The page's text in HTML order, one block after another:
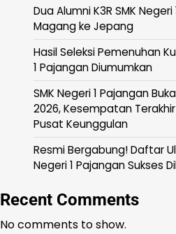
Dua Alumni K3R SMK
Magang ke Jepang
Hasil Seleksi Pemenuhan
1 Pajangan Diumumkan
SMK Negeri 1 Pajangan
2026, Kesempatan
Pusat Keunggulan
Resmi Bergabung! Daftar
Negeri 1 Pajangan Sukses
Recent Comments
No comments to show.